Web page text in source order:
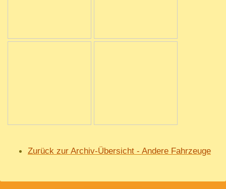
Zurück zur Archiv-Übersicht - Andere Fahrzeuge